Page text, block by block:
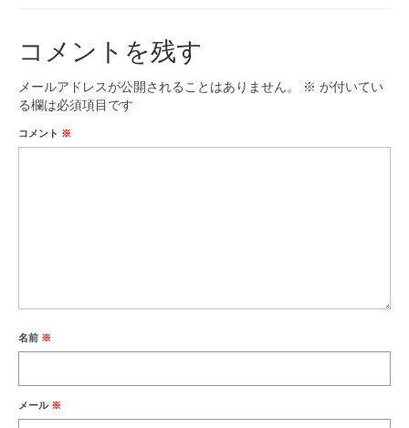
コメントを残す
メールアドレスが公開されることはありません。 ※ が付いてい
る欄は必須項目です
コメント ※
名前 ※
メール ※